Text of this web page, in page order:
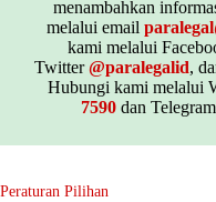
menambahkan
melalui email
kami melalui
Twitter@paralegalid,
Hubungi kami melalui
7590dan Telegram
Peraturan Pilihan